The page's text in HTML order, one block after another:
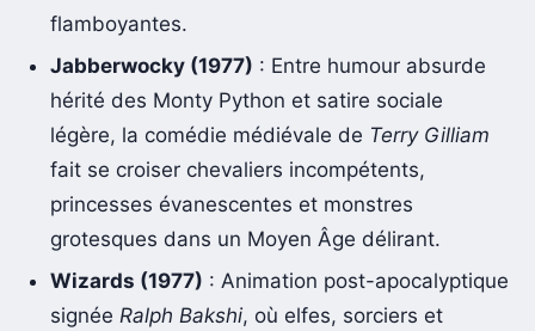
flamboyantes.
Jabberwocky (1977) : Entre humour absurde
hérité des Monty Python et satire sociale
légère, la comédie médiévale de Terry Gilliam
fait se croiser chevaliers incompétents,
princesses évanescentes et monstres
grotesques dans un Moyen Âge délirant.
Wizards (1977) : Animation post-apocalyptique
signéeRalph Bakshi, où elfes, sorciers et